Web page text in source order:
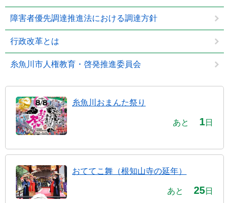
障害者優先調達推進法における調達方針
行政改革とは
糸魚川市人権教育・啓発推進委員会
糸魚川おまんた祭り
あと 1日
おててこ舞（根知山寺の延年）
あと 25日